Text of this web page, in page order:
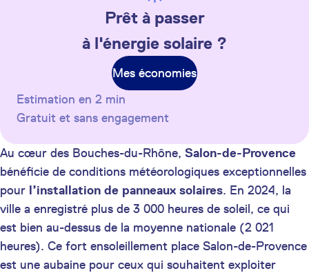
Prêt à passer
à l'énergie solaire ?
Mes économies
Estimation en 2 min
Gratuit et sans engagement
Au cœur des Bouches-du-Rhône, Salon-de-Provence
bénéficie de conditions météorologiques exceptionnelles
pour l’installation de panneaux solaires. En 2024, la
ville a enregistré plus de 3 000 heures de soleil, ce qui
est bien au-dessus de la moyenne nationale (2 021
heures). Ce fort ensoleillement place Salon-de-Provence
est une aubaine pour ceux qui souhaitent exploiter